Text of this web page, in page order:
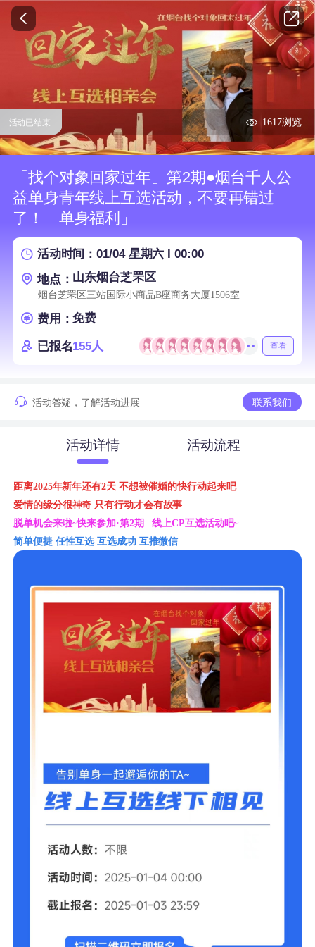
活动已结束 1617浏览
「找个对象回家过年」第2期●烟台千人公
益单身青年线上互选活动，不要再错过
了！「单身福利」
活动时间：01/04 星期六 I 00:00
地点： 山东烟台芝罘区
烟台芝罘区三站国际小商品B座商务大厦1506室
费用：免费
已报名155人 查看
活动答疑，了解活动进展 联系我们
活动详情 活动流程
距离2025年新年还有2天 不想被催婚的快行动起来吧
爱情的缘分很神奇 只有行动才会有故事
脱单机会来啦~快来参加·第2期线上CP互选活动吧~
简单便捷 任性互选互选成功 互推微信